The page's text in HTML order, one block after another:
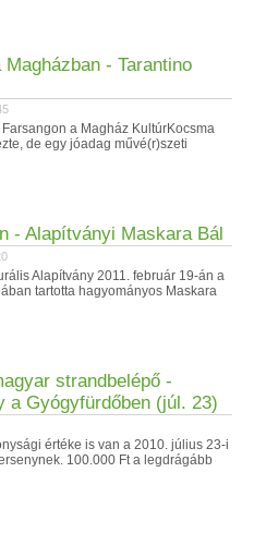
- Tarantino
a Magház KultúrKocsma
de egy jóadag művé(r)szeti
- Alapítványi Maskara Bál
Alapítvány 2011. február 19-án a
tartotta hagyományos Maskara
strandbelépő -
a Gyógyfürdőben (júl. 23)
értéke is van a 2010. július 23-i
100.000 Ft a legdrágább